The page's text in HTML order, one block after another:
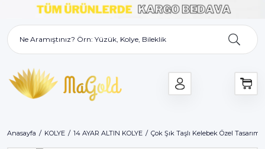
Anasayfa KOLYE 14 AYAR ALTIN KOLYE Çok Şık Taşlı Kelebek Özel Tasarım